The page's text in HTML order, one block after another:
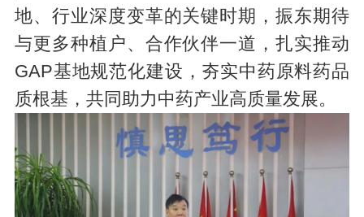
地、行业深度变革的关键时期，振东期待
与更多种植户、合作伙伴一道，扎实推动
GAP基地规范化建设，夯实中药原料药品
质根基，共同助力中药产业高质量发展。